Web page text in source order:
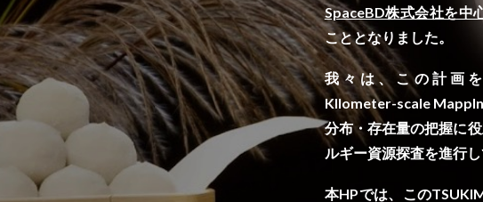
SpaceBD株式会社を中
こととなりました。
我々は、この計画を
KIlometer-scale
分布・存在量の把握に
ルギー資源探査を進行し
本HPでは、この